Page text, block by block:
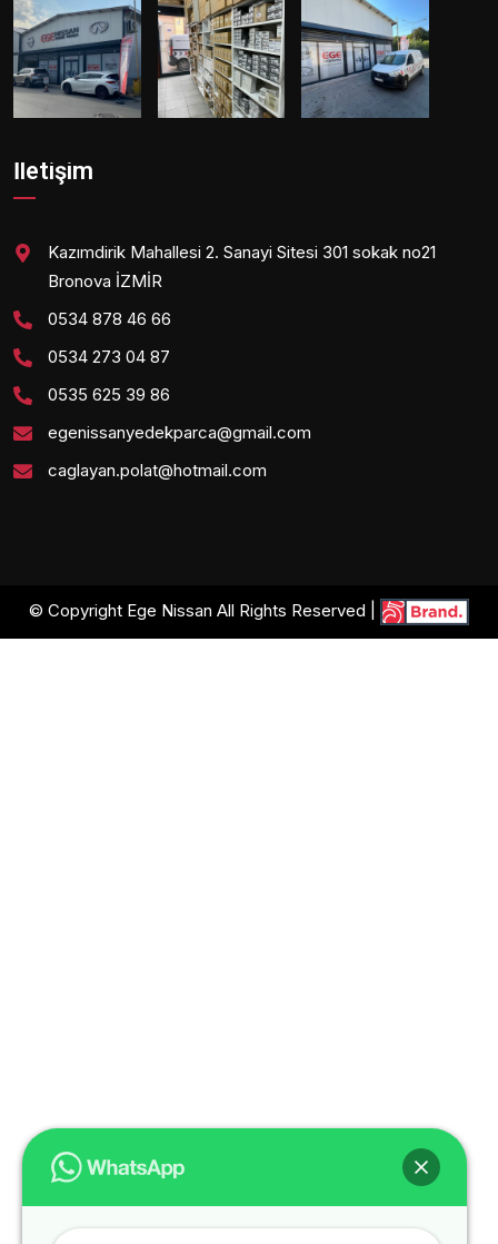
İletişim
Kazımdirik Mahallesi 2. Sanayi Sitesi 301 sokak no21
Bronova İZMİR
0534 878 46 66
0534 273 04 87
0535 625 39 86
egenissanyedekparca@gmail.com
caglayan.polat@hotmail.com
© Copyright Ege Nissan All Rights Reserved |